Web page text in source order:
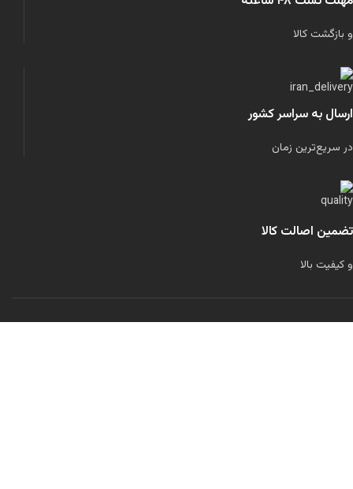
و بازگشت کالا
ارسال به سراسر کشور
در سریع‌ترین زمان
تضمین اصالت کالا
و کیفیت بالا